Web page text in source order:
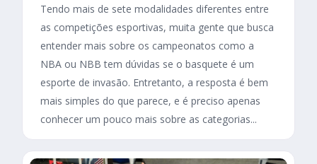
Tendo mais de sete modalidades diferentes entre
as competições esportivas, muita gente que busca
entender mais sobre os campeonatos como a
NBA ou NBB tem dúvidas se o basquete é um
esporte de invasão. Entretanto, a resposta é bem
mais simples do que parece, e é preciso apenas
conhecer um pouco mais sobre as categorias...